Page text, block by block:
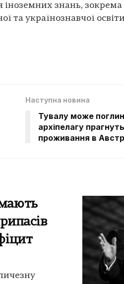
знань, зокрема
та українознавчої
Наступна новина
Тувалу може
архіпелагу
проживання в